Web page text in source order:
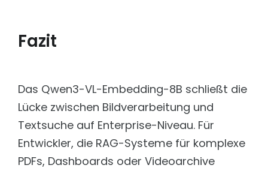
Fazit
Das Qwen3-VL-Embedding-8B schließt die
Lücke zwischen Bildverarbeitung und
Textsuche auf Enterprise-Niveau. Für
Entwickler, die RAG-Systeme für komplexe
PDFs, Dashboards oder Videoarchive